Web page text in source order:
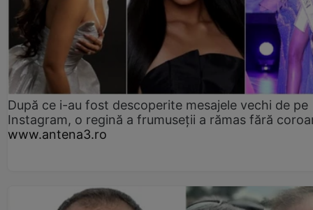
După ce i-au fost descoperite mesajele vechi de pe
Instagram, o regină a frumuseții a rămas fără
www.antena3.ro